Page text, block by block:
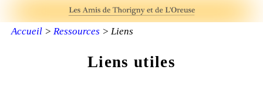
Accueil> Ressources > Liens
Liens utiles